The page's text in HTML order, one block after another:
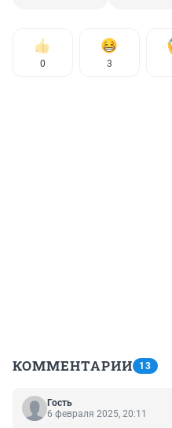
0 3
КОММЕНТАРИИ 13
Гость
6 февраля 2025, 20:11